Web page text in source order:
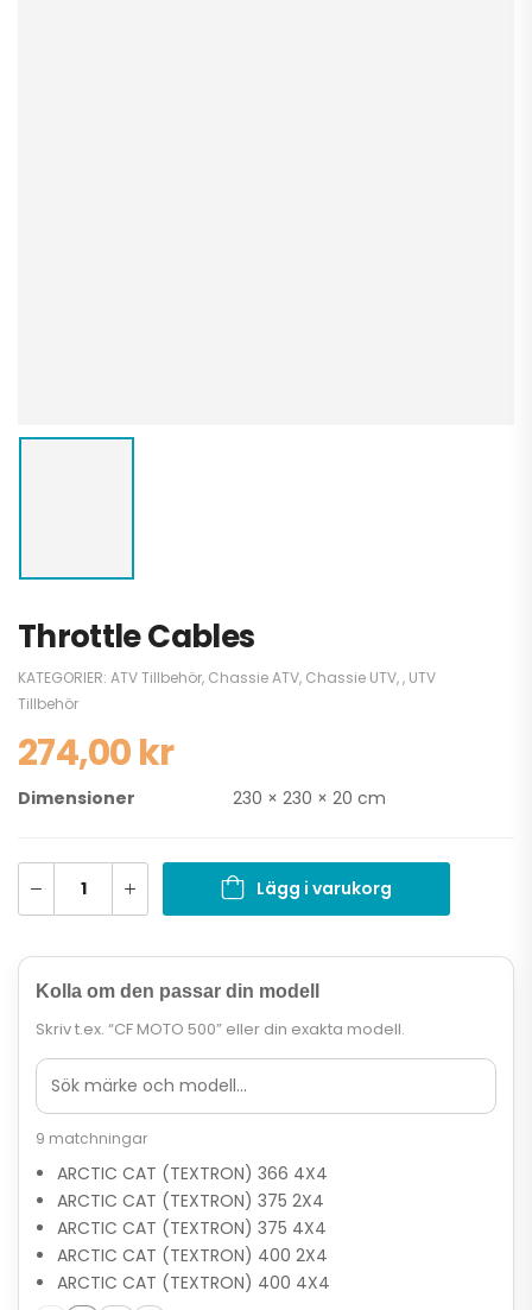
Throttle Cables
KATEGORIER: ATV Tillbehör, Chassie ATV, Chassie UTV,, UTV
Tillbehör
274,00kr
Dimensioner 230 × 230 × 20 cm
Lägg i varukorg
Kolla om den passar din modell
Skriv t.ex. “CF MOTO 500” eller din exakta modell.
9 matchningar
ARCTIC CAT (TEXTRON) 366 4X4
ARCTIC CAT (TEXTRON) 375 2X4
ARCTIC CAT (TEXTRON) 375 4X4
ARCTIC CAT (TEXTRON) 400 2X4
ARCTIC CAT (TEXTRON) 400 4X4